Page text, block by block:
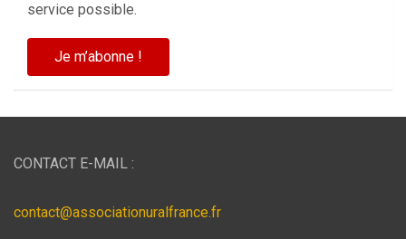
service possible.
CONTACT E-MAIL :
contact@associationuralfrance.fr